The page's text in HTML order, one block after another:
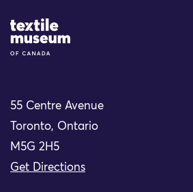
Site Logo
55 Centre Avenue
Toronto, Ontario
M5G 2H5
Get Directions